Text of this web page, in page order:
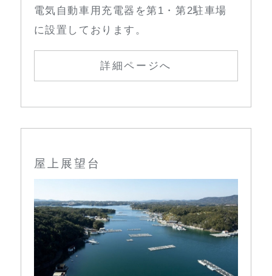
電気自動車用充電器を第1・第2駐車場
に設置しております。
詳細ページへ
屋上展望台